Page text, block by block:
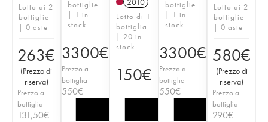
Lotto di 2
bottiglie
| 0 aste
263€
(Prezzo di
riserva)
Prezzo a
bottiglia
131,50€
bottiglie
| 1 in
stock
3300€
Prezzo a
bottiglia
550€
Lotto di 1
bottiglia
| 20 in
stock
150€
bottiglie
| 1 in
stock
3300€
Prezzo a
bottiglia
550€
Lotto di 2
bottiglie
| 0 aste
580€
(Prezzo di
riserva)
Prezzo a
bottiglia
290€